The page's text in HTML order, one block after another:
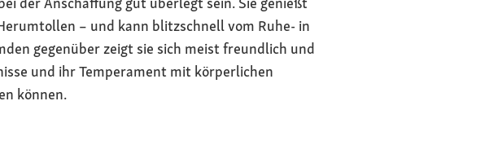
– und kann blitzschnell vom Ruhe- in
gegenüber zeigt sie sich meist freundlich und
und ihr Temperament mit körperlichen
können.